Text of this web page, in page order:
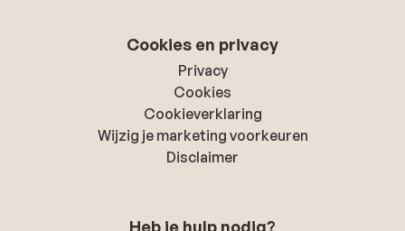
Cookies en privacy
Privacy
Cookies
Cookieverklaring
Wijzig je marketing voorkeuren
Disclaimer
Heb je hulp nodig?